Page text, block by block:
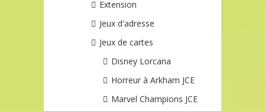
Extension
Jeux d'adresse
Jeux de cartes
Disney Lorcana
Horreur à Arkham JCE
Marvel Champions JCE